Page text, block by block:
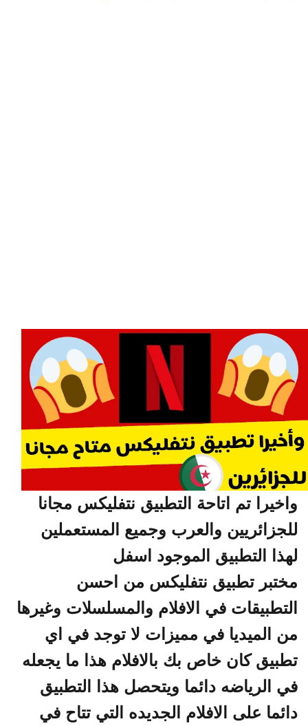
واخيرا تم اتاحة التطبيق نتفليكس مجانا
للجزائريين والعرب وجميع المستعملين
لهذا التطبيق الموجود اسفل
مختبر تطبيق نتفليكس من احسن
التطبيقات في الافلام والمسلسلات وغيرها
من الميديا في مميزات لا توجد في اي
تطبيق كان خاص بك بالافلام هذا ما يجعله
في الرياضه دائما ويتحصل هذا التطبيق
دائما على الافلام الجديده التي تتاح في